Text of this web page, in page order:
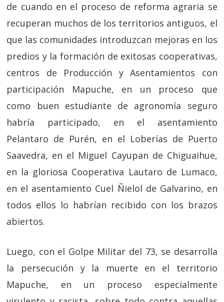
de cuando en el proceso de reforma agraria se
recuperan muchos de los territorios antiguos, el
que las comunidades introduzcan mejoras en los
predios y la formación de exitosas cooperativas,
centros de Producción y Asentamientos con
participación Mapuche, en un proceso que
como buen estudiante de agronomía seguro
habría participado, en el asentamiento
Pelantaro de Purén, en el Loberías de Puerto
Saavedra, en el Miguel Cayupan de Chiguaihue,
en la gloriosa Cooperativa Lautaro de Lumaco,
en el asentamiento Cuel Ñielol de Galvarino, en
todos ellos lo habrían recibido con los brazos
abiertos.
Luego, con el Golpe Militar del 73, se desarrolla
la persecución y la muerte en el territorio
Mapuche, en un proceso especialmente